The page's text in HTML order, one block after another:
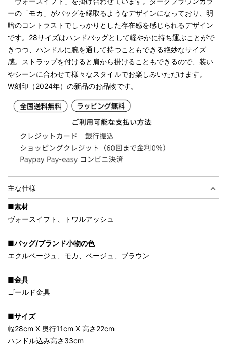
ーの「モカ」がバッグを縁取るようなデザインになっており、明
暗のコントラストでしっかりとした存在感を感じられるデザイン
です。28サイズはハンドバッグとして軽やかに持ち運ぶことがで
きつつ、ハンドルに腕を通して持つこともできる絶妙なサイズ
感。ストラップを付けると肩から掛けることもできるので、装い
やシーンに合わせて様々なスタイルでお楽しみいただけます。
W刻印（2024年）の新品のお品物です。
主な仕様
■素材
ヴォースイフト、トワルアッシュ
■バッグ/ブランド小物の色
エクルベージュ、モカ、ベージュ、ブラウン
■金具
ゴールド金具
■サイズ
幅28cm X 奥行11cm X 高さ22cm
ハンドル込み高さ33cm